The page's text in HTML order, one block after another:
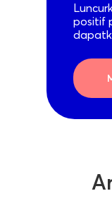
positif